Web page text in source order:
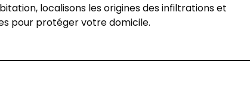
localisons les origines des infiltrations et
pour protéger votre domicile.